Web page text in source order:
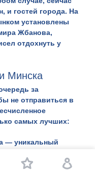
и гостей города. На
установлены
Жбанова,
отдохнуть у
Минска
за
не отправиться в
самых лучших:
— уникальный
, где вы